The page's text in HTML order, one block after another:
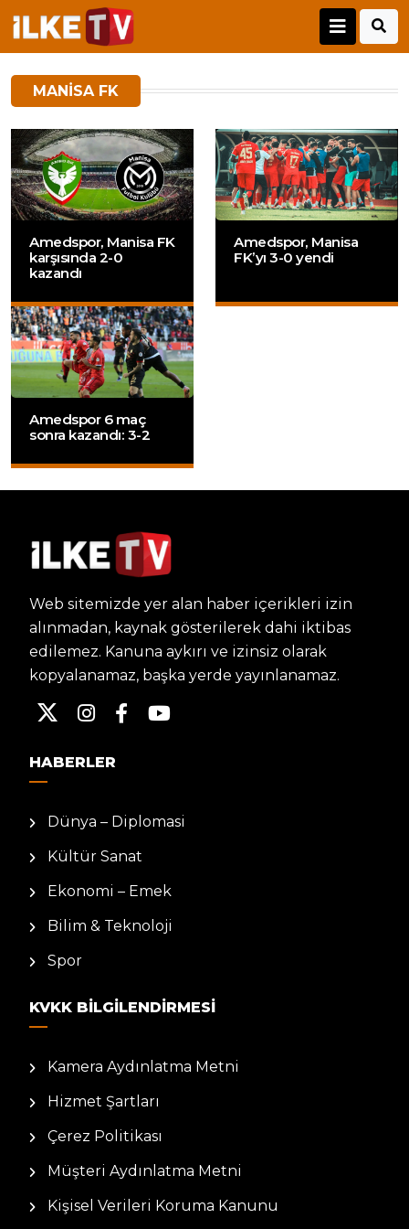
MANISA FK
Amedspor, Manisa FK
karşısında 2-0
kazandı
Amedspor, Manisa
FK’yı 3-0 yendi
Amedspor 6 maç
sonra kazandı: 3-2
Web sitemizde yer alan haber içerikleri izin
alınmadan, kaynak gösterilerek dahi iktibas
edilemez. Kanuna aykırı ve izinsiz olarak
kopyalanamaz, başka yerde yayınlanamaz.
HABERLER
Dünya – Diplomasi
Kültür Sanat
Ekonomi – Emek
Bilim & Teknoloji
Spor
KVKK BILGILENDIRMESI
Kamera Aydınlatma Metni
Hizmet Şartları
Çerez Politikası
Müşteri Aydınlatma Metni
Kişisel Verileri Koruma Kanunu